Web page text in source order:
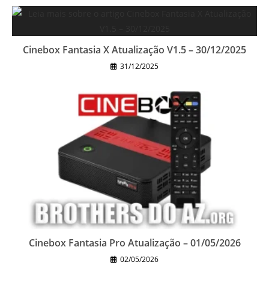
Cinebox Fantasia X Atualização V1.5 – 30/12/2025
31/12/2025
Cinebox Fantasia Pro Atualização – 01/05/2026
02/05/2026